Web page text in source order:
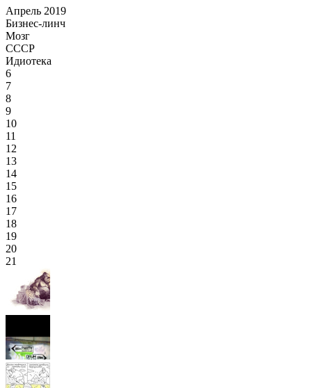
Апрель 2019
Бизнес-линч
Мозг
СССР
Идиотека
6
7
8
9
10
11
12
13
14
15
16
17
18
19
20
21